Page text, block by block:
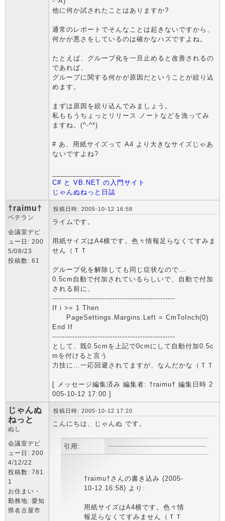
他に何か試されたことはありますか?
通常のレポートでそんなことは起きないですから、
何かが悪さをしているのは確かなハズですよね。
たとえば、グループ化を一旦止めると改善されるの
であれば、
グループに関する何かが原因だということが絞り込
めます。
まずは原因を絞り込んでみましょう。
私ももうちょっとリリース ノートなどを漁ってみ
ますね。(^-^*)
# あ、用紙サイズって A4 より大きなサイズじゃあ
ないですよね?
C# と VB.NET の入門サイト
じゃんぬねっと日誌
†raimu†
ベテラン
会議室デビ
ュー日: 200
5/08/23
投稿数: 61
投稿日時: 2005-10-12 16:58
ライムです。
用紙サイズはA4横です。色々情報足らなくてすみま
せん（ＴＴ
グループ化を解除しても同じ症状なので…
0.5cm自動で付加されているらしいで、自動で付加
される前に、
-------------------------------------------------
If i >= 1 Then
PageSettings.Margins.Left = CmToInch(0)
End If
-------------------------------------------------
として、既0.5cmを上記で0cmにして自動付加0.5c
mを付けると言う
力技に…一応回避されてますが、なんだかな（ＴＴ
[ メッセージ編集済み 編集者: †raimu† 編集日時 2
005-10-12 17:00 ]
じゃんぬ
ねっと
ぬし
会議室デビ
ュー日: 200
4/12/22
投稿数: 781
1
お住まい・
勤務地: 愛知
県名古屋市
投稿日時: 2005-10-12 17:20
こんにちは、じゃんぬ です。
引用:
†raimu†さんの書き込み (2005-
10-12 16:58) より:
用紙サイズはA4横です。色々情
報足らなくてすみません（ＴＴ